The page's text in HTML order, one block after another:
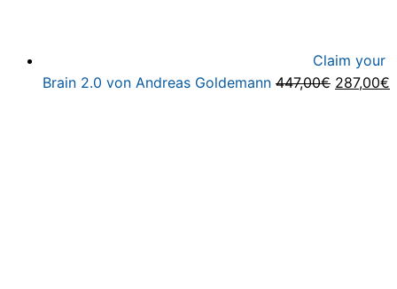
Claim your
Brain 2.0 von Andreas Goldemann 447,00€ 287,00€